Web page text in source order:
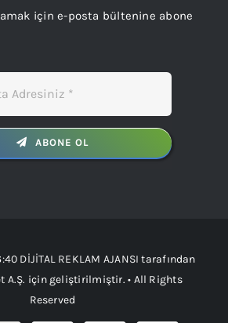
için e-posta bültenine abone
ABONE OL
DİJİTAL REKLAM AJANSI tarafından
A.Ş. için geliştirilmiştir. • All Rights
Reserved